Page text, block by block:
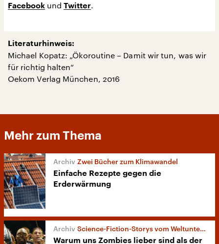
Facebook und Twitter.
Literaturhinweis:
Michael Kopatz: „Ökoroutine – Damit wir tun, was wir
für richtig halten“
Oekom Verlag München, 2016
Mehr zum Thema
Zwei Bücher zum Klimawandel
Einfache Rezepte gegen die
Erderwärmung
Science-Fiction-Storys vom Weltuntergang
Warum uns Zombies lieber sind als der